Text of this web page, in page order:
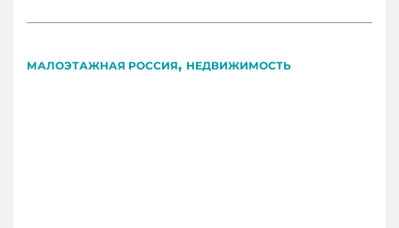
МАЛОЭТАЖНАЯ РОССИЯ, НЕДВИЖИМОСТЬ